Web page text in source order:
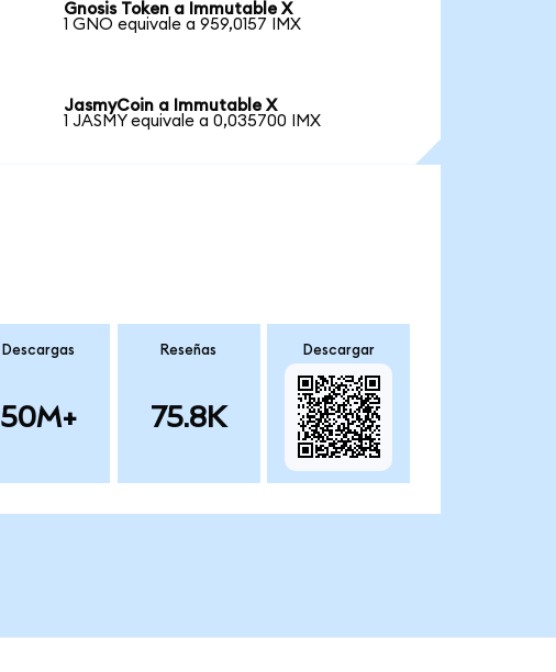
Gnosis Token a Immutable X
1 GNO equivale a 959,0157 IMX
JasmyCoin a Immutable X
1 JASMY equivale a 0,035700 IMX
Descargas
50M+
Reseñas
75.8K
Descargar